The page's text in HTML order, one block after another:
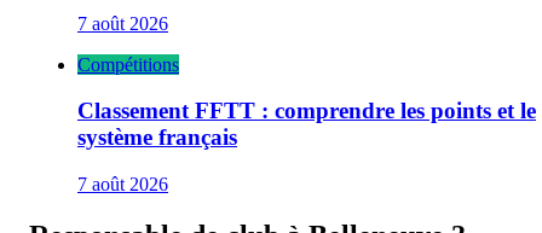
7 août 2026
Compétitions
Classement FFTT : comprendre les points et le
système français
7 août 2026